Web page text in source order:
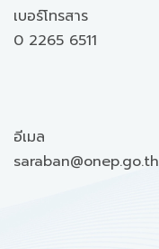
เบอร์โทรสาร
0 2265 6511
อีเมล
saraban@onep.go.th